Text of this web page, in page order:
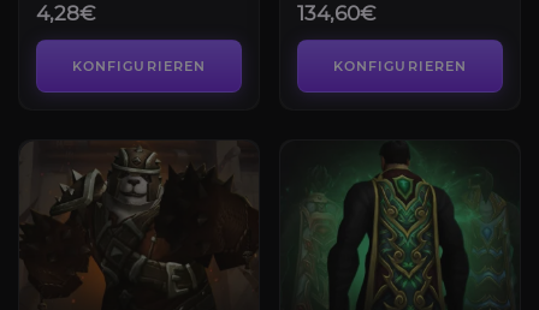
4,28€
KONFIGURIEREN
134,60€
KONFIGURIEREN